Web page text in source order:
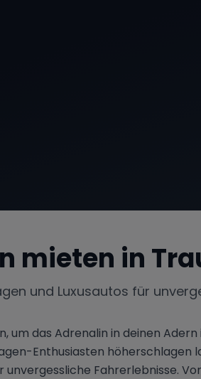
mieten in
und Luxusautos für
das Adrenalin in deinen
Enthusiasten höherschlagen
Fahrerlebnisse.